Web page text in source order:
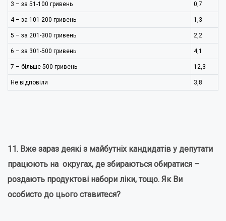
3 – за 51-100 гривень 0,7
4 – за 101-200 гривень 1,3
5 – за 201-300 гривень 2,2
6 – за 301-500 гривень 4,1
7 – більше 500 гривень 12,3
Не відповіли 3,8
11. Вже зараз деякі з майбутніх кандидатів у депутати
працюють на округах, де збираються обиратися –
роздають продуктові набори ліки, тощо. Як Ви
особисто до цього ставитеся?